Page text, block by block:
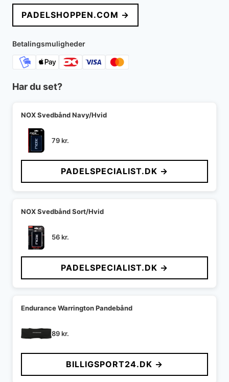
PADELSHOPPEN.COM →
Betalingsmuligheder
Har du set?
NOX Svedbånd Navy/Hvid
79kr.
PADELSPECIALIST.DK →
NOX Svedbånd Sort/Hvid
56kr.
PADELSPECIALIST.DK →
Endurance Warrington Pandebånd
89kr.
BILLIGSPORT24.DK →